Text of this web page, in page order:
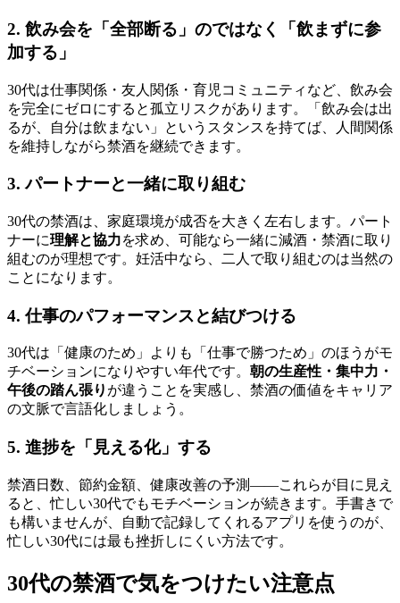
2. 飲み会を「全部断る」のではなく「飲まずに参
加する」
30代は仕事関係・友人関係・育児コミュニティなど、飲み会
を完全にゼロにすると孤立リスクがあります。「飲み会は出
るが、自分は飲まない」というスタンスを持てば、人間関係
を維持しながら禁酒を継続できます。
3. パートナーと一緒に取り組む
30代の禁酒は、家庭環境が成否を大きく左右します。パート
ナーに理解と協力を求め、可能なら一緒に減酒・禁酒に取り
組むのが理想です。妊活中なら、二人で取り組むのは当然の
ことになります。
4. 仕事のパフォーマンスと結びつける
30代は「健康のため」よりも「仕事で勝つため」のほうがモ
チベーションになりやすい年代です。 朝の生産性・集中力・
午後の踏ん張り が違うことを実感し、禁酒の価値をキャリア
の文脈で言語化しましょう。
5. 進捗を「見える化」する
禁酒日数、節約金額、健康改善の予測――これらが目に見え
ると、忙しい30代でもモチベーションが続きます。手書きで
も構いませんが、自動で記録してくれるアプリを使うのが、
忙しい30代には最も挫折しにくい方法です。
30代の禁酒で気をつけたい注意点